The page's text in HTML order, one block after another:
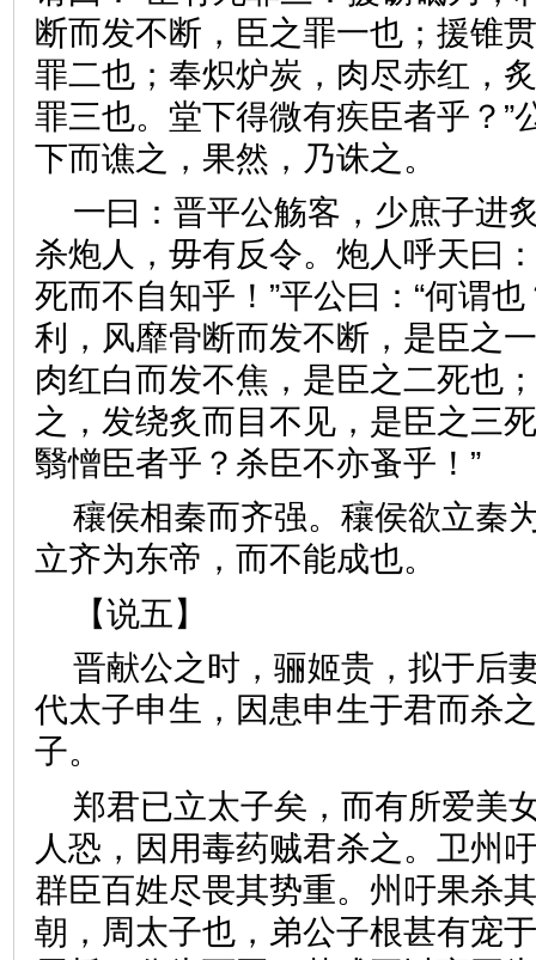
断而发不断，臣之罪一也；援锥
罪二也；奉炽炉炭，肉尽赤红，
罪三也。堂下得微有疾臣者乎？”
下而谯之，果然，乃诛之。
一曰：晋平公觞客，少庶子进
杀炮人，毋有反令。炮人呼天曰
死而不自知乎！”平公曰：“何谓也
利，风靡骨断而发不断，是臣之
肉红白而发不焦，是臣之二死也
之，发绕炙而目不见，是臣之三
翳憎臣者乎？杀臣不亦蚤乎
穰侯相秦而齐强。穰侯欲立秦
立齐为东帝，而不能成也。
【说五】
晋献公之时，骊姬贵，拟于后
代太子申生，因患申生于君而杀
子。
郑君已立太子矣，而有所爱美
人恐，因用毒药贼君杀之。卫州
群臣百姓尽畏其势重。州吁果杀
朝，周太子也，弟公子根甚有宠